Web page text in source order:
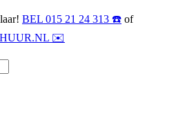
BEL 015 21 24 313 ☎️ of
✉️